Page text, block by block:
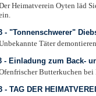
Oyten läd Sie ganz
- "Tonnenschwerer"
Täter demontieren den
- Einladung zum Back-
Butterkuchen bei
- TAG DER